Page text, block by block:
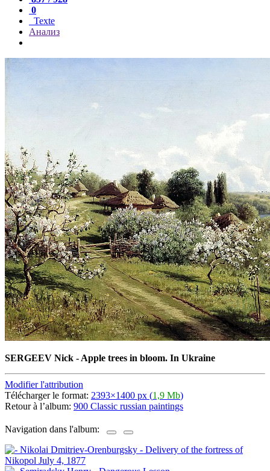
0
Texte
Анализ
SERGEEV Nick - Apple trees in bloom. In Ukraine
Modifier l'attribution
Télécharger le format: 2393×1400 px (1,9 Mb)
Retour à l’album: 900 Classic russian paintings
Navigation dans l'album: